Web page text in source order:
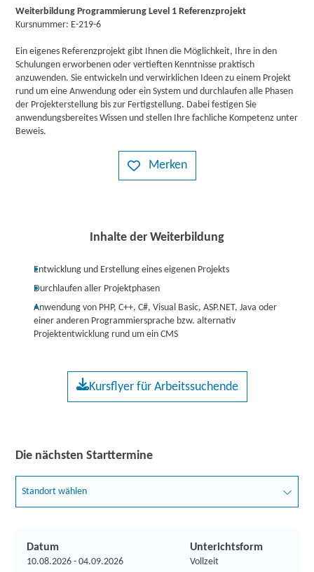
Weiterbildung Programmierung Level 1 Referenzprojekt
Kursnummer: E-219-6
Ein eigenes Referenzprojekt gibt Ihnen die Möglichkeit, Ihre in den
Schulungen erworbenen oder vertieften Kenntnisse praktisch
anzuwenden. Sie entwickeln und verwirklichen Ideen zu einem Projekt
rund um eine Anwendung oder ein System und durchlaufen alle Phasen
der Projekterstellung bis zur Fertigstellung. Dabei festigen Sie
anwendungsbereites Wissen und stellen Ihre fachliche Kompetenz unter
Beweis.
Merken
Inhalte der Weiterbildung
Entwicklung und Erstellung eines eigenen Projekts
Durchlaufen aller Projektphasen
Anwendung von PHP, C++, C#, Visual Basic, ASP.NET, Java oder
einer anderen Programmiersprache bzw. alternativ
Projektentwicklung rund um ein CMS
Kursflyer für Arbeitssuchende
Die nächsten Starttermine
Standort wählen
Datum
10.08.2026 - 04.09.2026
Unterichtsform
Vollzeit